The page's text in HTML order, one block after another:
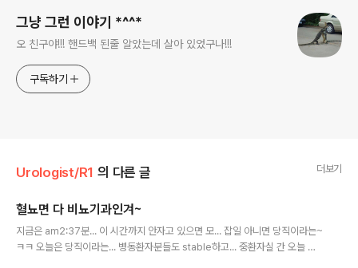
그냥 그런 이야기 *^^*
오 친구야!!! 핸드백 된줄 알았는데 살아 있었구나!!!
구독하기
Urologist/R1 의 다른 글 더보기
혈뇨면 다 비뇨기과인겨~
지금은 am2:37분... 이 시간까지 안자고 있으면 모... 잡일 아니면 당직이라는~
ㅋㅋ 오늘은 당직이라는... 병동환자분들도 stable하고... 중환자실 간 오늘 OP